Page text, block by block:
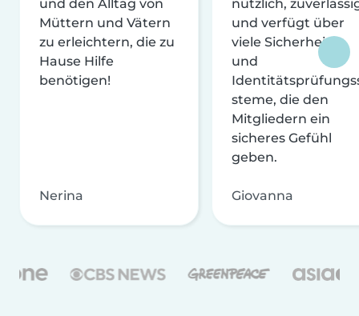
und den Alltag von
Müttern und Vätern
zu erleichtern, die zu
Hause Hilfe
benötigen!
Nerina
nützlich,
und verfügt über
viele Sicherheits-
und
steme, die den
Mitgliedern ein
sicheres Gefühl
geben.
Giovanna